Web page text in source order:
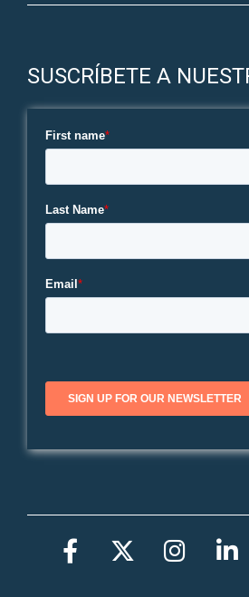
SUSCRÍBETE A
Facebook